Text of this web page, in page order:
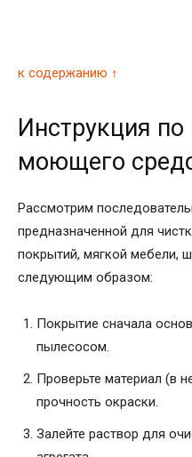
к содержанию ↑
Инструкция
моющего
Рассмотрим
предназначенной для
покрытий, мягкой мебели,
следующим образом:
Покрытие сначала
пылесосом.
Проверьте материал (в
прочность окраски.
Залейте раствор для